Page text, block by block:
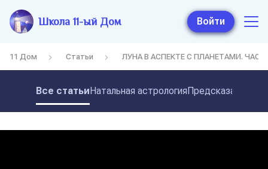
Школа 11-ый Дом Войти
11 Дом Статьи ЛУНА В АСПЕКТЕ С ПЛАНЕТАМИ.
Все статьиНатальная астрология